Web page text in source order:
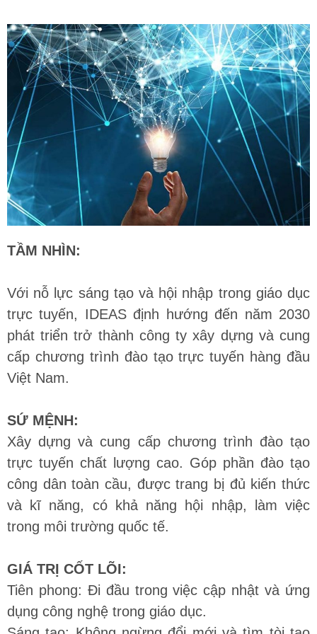
TẦM NHÌN:
Với nỗ lực sáng tạo và hội nhập trong giáo dục
trực tuyến, IDEAS định hướng đến năm 2030
phát triển trở thành công ty xây dựng và cung
cấp chương trình đào tạo trực tuyến hàng đầu
Việt Nam.
SỨ MỆNH:
Xây dựng và cung cấp chương trình đào tạo
trực tuyến chất lượng cao. Góp phần đào tạo
công dân toàn cầu, được trang bị đủ kiến thức
và kĩ năng, có khả năng hội nhập, làm việc
trong môi trường quốc tế.
GIÁ TRỊ CỐT LÕI:
Tiên phong: Đi đầu trong việc cập nhật và ứng
dụng công nghệ trong giáo dục.